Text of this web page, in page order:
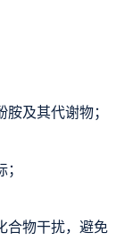
及其代谢物；
合物干扰，避免